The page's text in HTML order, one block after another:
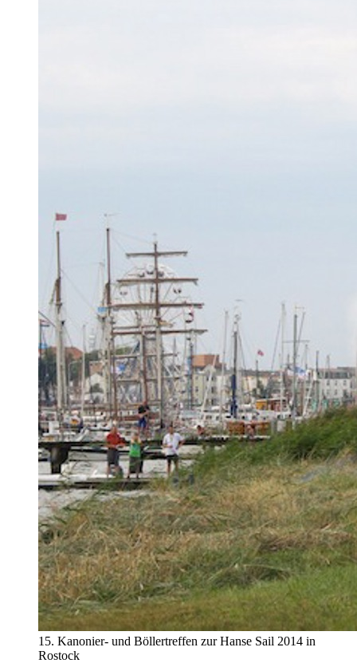
15. Kanonier- und Böllertreffen zur Hanse Sail 2014 in
Rostock